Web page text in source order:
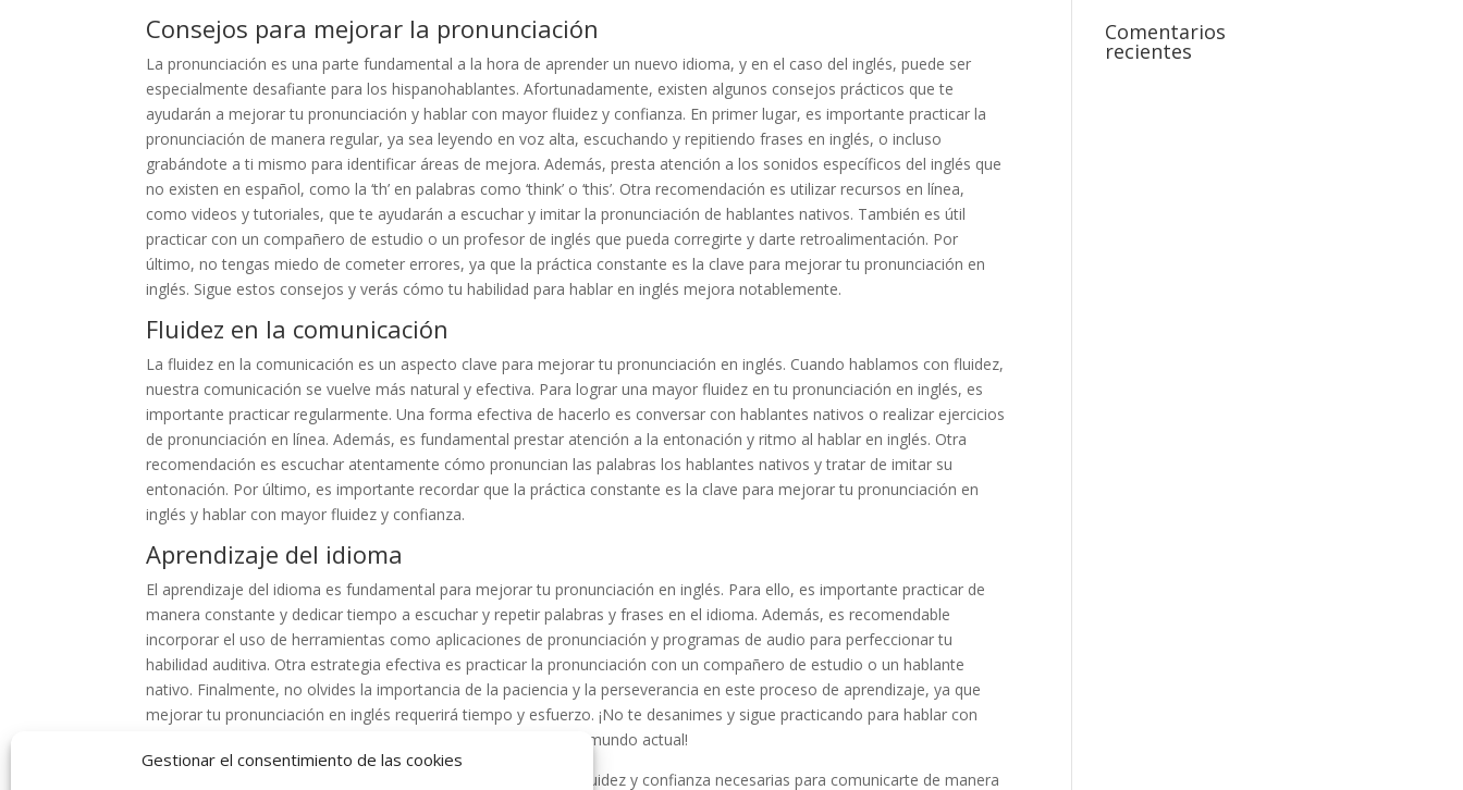
Gestionar el consentimiento de las cookies
Consejos para mejorar la pronunciación
La pronunciación es una parte fundamental a la hora de aprender un nuevo idioma, y en el caso del inglés, puede ser
especialmente desafiante para los hispanohablantes. Afortunadamente, existen algunos consejos prácticos que te
ayudarán a mejorar tu pronunciación y hablar con mayor fluidez y confianza. En primer lugar, es importante practicar la
pronunciación de manera regular, ya sea leyendo en voz alta, escuchando y repitiendo frases en inglés, o incluso
grabándote a ti mismo para identificar áreas de mejora. Además, presta atención a los sonidos específicos del inglés que
no existen en español, como la ‘th’ en palabras como ‘think’ o ‘this’. Otra recomendación es utilizar recursos en línea,
como videos y tutoriales, que te ayudarán a escuchar y imitar la pronunciación de hablantes nativos. También es útil
practicar con un compañero de estudio o un profesor de inglés que pueda corregirte y darte retroalimentación. Por
último, no tengas miedo de cometer errores, ya que la práctica constante es la clave para mejorar tu pronunciación en
inglés. Sigue estos consejos y verás cómo tu habilidad para hablar en inglés mejora notablemente.
Fluidez en la comunicación
La fluidez en la comunicación es un aspecto clave para mejorar tu pronunciación en inglés. Cuando hablamos con fluidez,
nuestra comunicación se vuelve más natural y efectiva. Para lograr una mayor fluidez en tu pronunciación en inglés, es
importante practicar regularmente. Una forma efectiva de hacerlo es conversar con hablantes nativos o realizar ejercicios
de pronunciación en línea. Además, es fundamental prestar atención a la entonación y ritmo al hablar en inglés. Otra
recomendación es escuchar atentamente cómo pronuncian las palabras los hablantes nativos y tratar de imitar su
entonación. Por último, es importante recordar que la práctica constante es la clave para mejorar tu pronunciación en
inglés y hablar con mayor fluidez y confianza.
Aprendizaje del idioma
El aprendizaje del idioma es fundamental para mejorar tu pronunciación en inglés. Para ello, es importante practicar de
manera constante y dedicar tiempo a escuchar y repetir palabras y frases en el idioma. Además, es recomendable
incorporar el uso de herramientas como aplicaciones de pronunciación y programas de audio para perfeccionar tu
habilidad auditiva. Otra estrategia efectiva es practicar la pronunciación con un compañero de estudio o un hablante
nativo. Finalmente, no olvides la importancia de la paciencia y la perseverancia en este proceso de aprendizaje, ya que
mejorar tu pronunciación en inglés requerirá tiempo y esfuerzo. ¡No te desanimes y sigue practicando para hablar con
mayor fluidez y confianza en este idioma tan importante en el mundo actual!
Mejorar tu pronunciación en inglés es crucial para alcanzar la fluidez y confianza necesarias para comunicarte de manera
Comentarios
recientes